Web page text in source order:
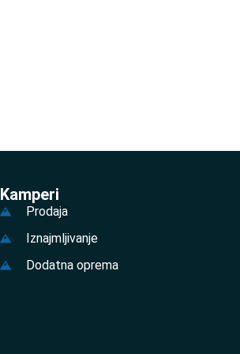
Kamperi
Prodaja
Iznajmljivanje
Dodatna oprema